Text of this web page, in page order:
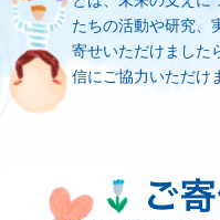
たちの活動や研究、
寄せいただけました
信にご協力いただけ